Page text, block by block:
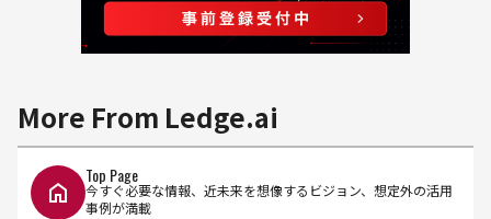
More From Ledge.ai
Top Page
今すぐ必要な情報、近未来を想像するビジョン、想定外の活用
事例が満載